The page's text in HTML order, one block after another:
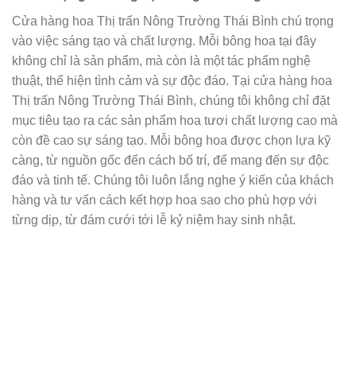
Cửa hàng hoa Thị trấn Nông Trường Thái Bình chú trọng
vào việc sáng tạo và chất lượng. Mỗi bông hoa tại đây
không chỉ là sản phẩm, mà còn là một tác phẩm nghệ
thuật, thể hiện tình cảm và sự độc đáo. Tại cửa hàng hoa
Thị trấn Nông Trường Thái Bình, chúng tôi không chỉ đặt
mục tiêu tạo ra các sản phẩm hoa tươi chất lượng cao mà
còn đề cao sự sáng tạo. Mỗi bông hoa được chọn lựa kỹ
càng, từ nguồn gốc đến cách bố trí, để mang đến sự độc
đáo và tinh tế. Chúng tôi luôn lắng nghe ý kiến của khách
hàng và tư vấn cách kết hợp hoa sao cho phù hợp với
từng dịp, từ đám cưới tới lễ kỷ niệm hay sinh nhật.